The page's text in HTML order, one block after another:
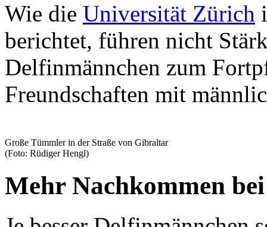
Wie die Universität Zürich
berichtet, führen nicht
Delfinmännchen zum
Freundschaften mit
Große Tümmler in der Straße von Gibraltar
(Foto: Rüdiger Hengl)
Mehr Nachkommen